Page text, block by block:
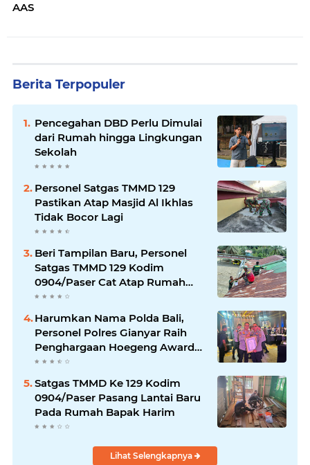
AAS
Berita Terpopuler
Pencegahan DBD Perlu Dimulai
dari Rumah hingga Lingkungan
Sekolah
Personel Satgas TMMD 129
Pastikan Atap Masjid Al Ikhlas
Tidak Bocor Lagi
Beri Tampilan Baru, Personel
Satgas TMMD 129 Kodim
0904/Paser Cat Atap Rumah
Marbot
Harumkan Nama Polda Bali,
Personel Polres Gianyar Raih
Penghargaan Hoegeng Awards
2026
Satgas TMMD Ke 129 Kodim
0904/Paser Pasang Lantai Baru
Pada Rumah Bapak Harim
Lihat Selengkapnya